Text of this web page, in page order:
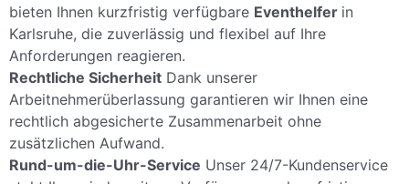
bieten Ihnen kurzfristig verfügbare Eventhelfer in
Karlsruhe, die zuverlässig und flexibel auf Ihre
Anforderungen reagieren.
Rechtliche Sicherheit Dank unserer
Arbeitnehmerüberlassung garantieren wir Ihnen eine
rechtlich abgesicherte Zusammenarbeit ohne
zusätzlichen Aufwand.
Rund-um-die-Uhr-Service Unser 24/7-Kundenservice